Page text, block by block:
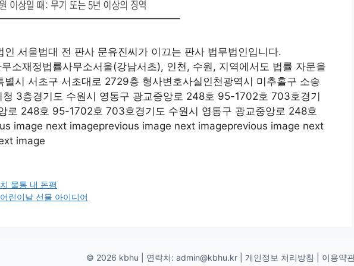
인 서울법대 전 판사 문유진씨가 이끄는 판사 법무법인입니다.
소재정법률사무소서울(강남서초), 인천, 수원, 지역에서도 법률 자문을
별시 서초구 서초대로 2729층 형사변호사실인천광역시 미추홀구 소송
청 3층경기도 수원시 영통구 광교중앙로 248호 95-1702호 703호경기
로 248호 95-1702호 703호경기도 수원시 영통구 광교중앙로 248호
image next imageprevious image next imageprevious image next
image
물통 내 돈평
린이날 선물 아이디어
© 2026 kbhu | 연락처: admin@kbhu.kr 개인정보 처리방침 이용약